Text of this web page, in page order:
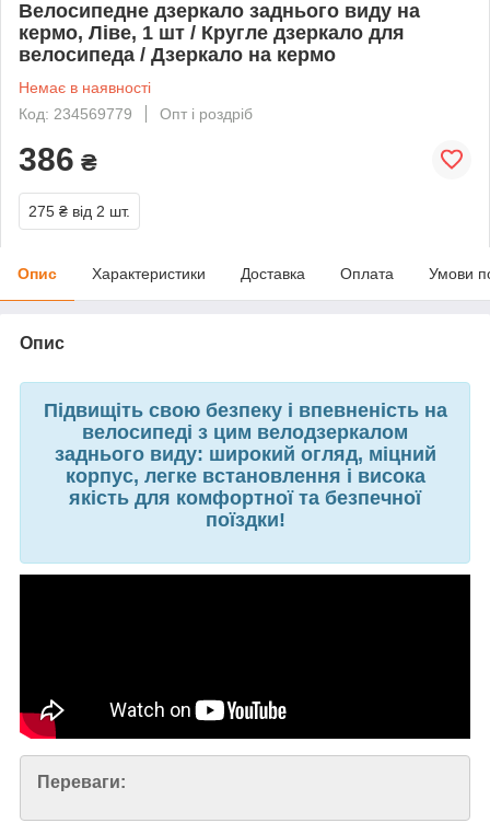
Велосипедне дзеркало заднього виду на
кермо, Ліве, 1 шт / Кругле дзеркало для
велосипеда / Дзеркало на кермо
Немає в наявності
Код: 234569779
Опт і роздріб
386 ₴
275 ₴ від 2 шт.
Опис Характеристики Доставка Оплата Умови
Опис
Підвищіть свою безпеку і впевненість на
велосипеді з цим велодзеркалом
заднього виду: широкий огляд, міцний
корпус, легке встановлення і висока
якість для комфортної та безпечної
поїздки!
Переваги: